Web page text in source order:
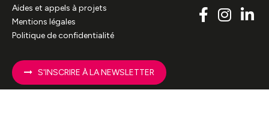
Aides et appels à projets
Mentions légales
Politique de confidentialité
S'INSCRIRE À LA NEWSLETTER